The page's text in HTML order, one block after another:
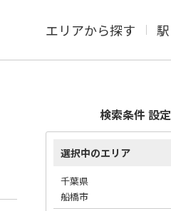
エリアから探す
検索条件 設
選択中のエリア
千葉県
船橋市